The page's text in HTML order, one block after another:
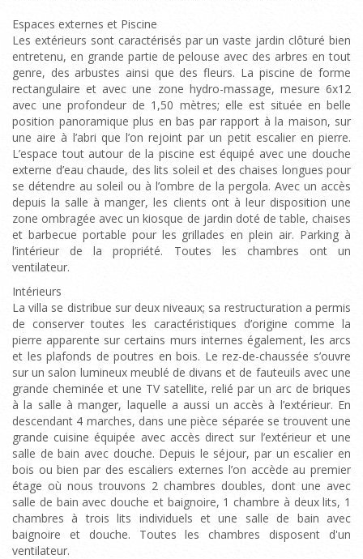
Espaces externes et Piscine
Les extérieurs sont caractérisés par un vaste jardin clôturé bien
entretenu, en grande partie de pelouse avec des arbres en tout
genre, des arbustes ainsi que des fleurs. La piscine de forme
rectangulaire et avec une zone hydro-massage, mesure 6x12
avec une profondeur de 1,50 mètres; elle est située en belle
position panoramique plus en bas par rapport à la maison, sur
une aire à l’abri que l’on rejoint par un petit escalier en pierre.
L’espace tout autour de la piscine est équipé avec une douche
externe d’eau chaude, des lits soleil et des chaises longues pour
se détendre au soleil ou à l’ombre de la pergola. Avec un accès
depuis la salle à manger, les clients ont à leur disposition une
zone ombragée avec un kiosque de jardin doté de table, chaises
et barbecue portable pour les grillades en plein air. Parking à
l’intérieur de la propriété. Toutes les chambres ont un
ventilateur.
Intérieurs
La villa se distribue sur deux niveaux; sa restructuration a permis
de conserver toutes les caractéristiques d’origine comme la
pierre apparente sur certains murs internes également, les arcs
et les plafonds de poutres en bois. Le rez-de-chaussée s’ouvre
sur un salon lumineux meublé de divans et de fauteuils avec une
grande cheminée et une TV satellite, relié par un arc de briques
à la salle à manger, laquelle a aussi un accès à l’extérieur. En
descendant 4 marches, dans une pièce séparée se trouvent une
grande cuisine équipée avec accès direct sur l’extérieur et une
salle de bain avec douche. Depuis le séjour, par un escalier en
bois ou bien par des escaliers externes l’on accède au premier
étage où nous trouvons 2 chambres doubles, dont une avec
salle de bain avec douche et baignoire, 1 chambre à deux lits, 1
chambres à trois lits individuels et une salle de bain avec
baignoire et douche. Toutes les chambres disposent d'un
ventilateur.